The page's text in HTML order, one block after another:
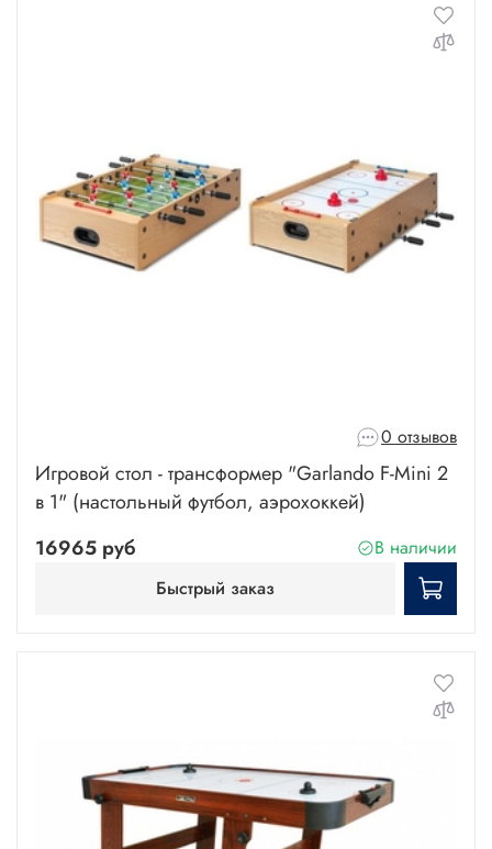
0 отзывов
Игровой стол - трансформер "Garlando F-Mini 2
в 1" (настольный футбол, аэрохоккей)
16965 руб
В наличии
Быстрый заказ